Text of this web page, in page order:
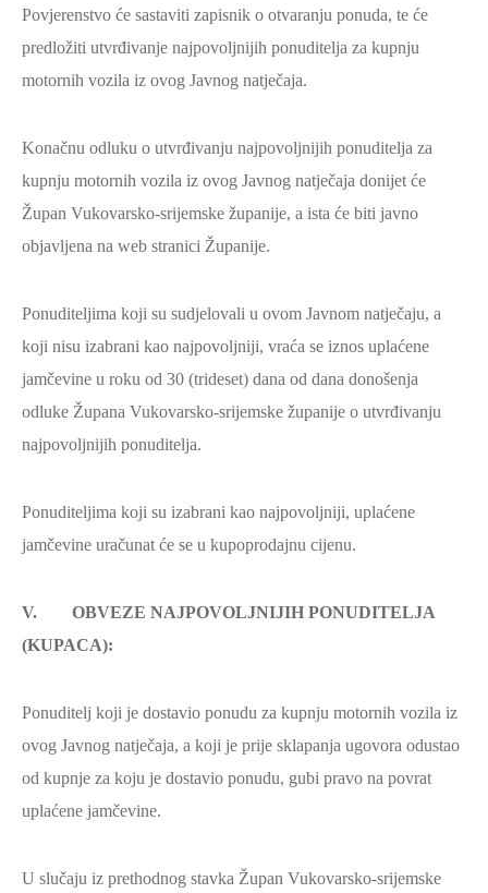
Povjerenstvo će sastaviti zapisnik o otvaranju ponuda, te će
predložiti utvrđivanje najpovoljnijih ponuditelja za kupnju
motornih vozila iz ovog Javnog natječaja.
Konačnu odluku o utvrđivanju najpovoljnijih ponuditelja za
kupnju motornih vozila iz ovog Javnog natječaja donijet će
Župan Vukovarsko-srijemske županije, a ista će biti javno
objavljena na web stranici Županije.
Ponuditeljima koji su sudjelovali u ovom Javnom natječaju, a
koji nisu izabrani kao najpovoljniji, vraća se iznos uplaćene
jamčevine u roku od 30 (trideset) dana od dana donošenja
odluke Župana Vukovarsko-srijemske županije o utvrđivanju
najpovoljnijih ponuditelja.
Ponuditeljima koji su izabrani kao najpovoljniji, uplaćene
jamčevine uračunat će se u kupoprodajnu cijenu.
V. OBVEZE NAJPOVOLJNIJIH PONUDITELJA
(KUPACA):
Ponuditelj koji je dostavio ponudu za kupnju motornih vozila iz
ovog Javnog natječaja, a koji je prije sklapanja ugovora odustao
od kupnje za koju je dostavio ponudu, gubi pravo na povrat
uplaćene jamčevine.
U slučaju iz prethodnog stavka Župan Vukovarsko-srijemske